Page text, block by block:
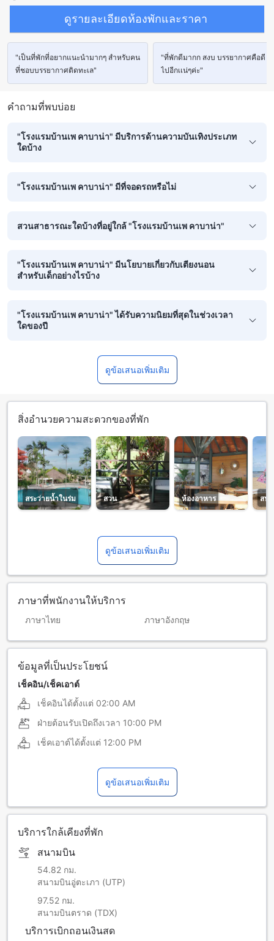
ดูรายละเอียดห้องพักและราคา
"เป็นที่พักที่อยากแนะนำมากๆ สำหรับคน
ที่ชอบบรรยากาศติดทะเล"
"ที่พักดีมากก สงบ บรรยากาศคือดี ต้
ไปอีกเเน่ๆค่ะ"
คำถามที่พบบ่อย
"โรงแรมบ้านเพ คาบาน่า" มีบริการด้านความบันเทิงประเภท
ใดบ้าง
"โรงแรมบ้านเพ คาบาน่า" มีที่จอดรถหรือไม่
สวนสาธารณะใดบ้างที่อยู่ใกล้ "โรงแรมบ้านเพ คาบาน่า"
"โรงแรมบ้านเพ คาบาน่า" มีนโยบายเกี่ยวกับเตียงนอน
สำหรับเด็กอย่างไรบ้าง
"โรงแรมบ้านเพ คาบาน่า" ได้รับความนิยมที่สุดในช่วงเวลา
ใดของปี
ดูข้อเสนอเพิ่มเติม
สิ่งอำนวยความสะดวกของที่พัก
สระว่ายน้ำในร่ม สวน ห้องอาหาร สนา
ดูข้อเสนอเพิ่มเติม
ภาษาที่พนักงานให้บริการ
ภาษาไทย ภาษาอังกฤษ
ข้อมูลที่เป็นประโยชน์
เช็คอิน/เช็คเอาต์
เช็คอินได้ตั้งแต่ 02:00 AM
ฝ่ายต้อนรับเปิดถึงเวลา 10:00 PM
เช็คเอาต์ได้ตั้งแต่ 12:00 PM
ดูข้อเสนอเพิ่มเติม
บริการใกล้เคียงที่พัก
สนามบิน
54.82 กม.
สนามบินอู่ตะเภา (UTP)
97.52 กม.
สนามบินตราด (TDX)
บริการเบิกถอนเงินสด